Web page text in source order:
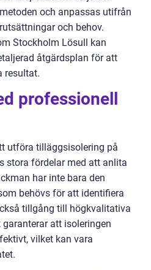
och anpassas utifrån
och behov.
Stockholm Lösull kan
åtgärdsplan för att
resultat.
professionell
utföra tilläggsisolering på
stora fördelar med att anlita
har inte bara den
behövs för att identifiera
tillgång till högkvalitativa
att isoleringen
vilket kan vara